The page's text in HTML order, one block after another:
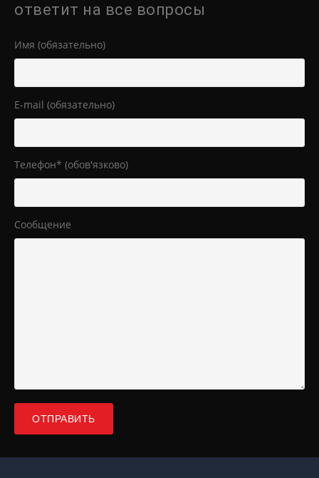
ответит на все вопросы
Имя (обязательно)
E-mail (обязательно)
Телефон* (обов'язково)
Сообщение